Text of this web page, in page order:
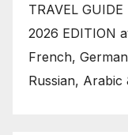
TRAVEL GUIDE
2026 EDITION
French,
Russian, Arabic